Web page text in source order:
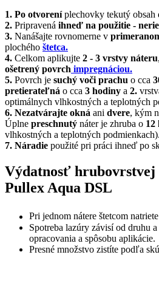
1. Po otvoreníplechovky tekutý obsah
2. Pripravená ihneď na použitie -
3. Nanášajte rovnomerne v
plochého štetca.
4. Celkom aplikujte 2 - 3 vrstvy náteru
ošetrený povrch impregnáciou.
5. Povrch je suchý voči prachu o cca
pretierateľná o cca 3 hodiny a 2.
optimálnych vlhkostných a teplotných
6. Nezatvárajte okná ani dvere, kým
Úplne preschnutý náter je zhruba o 12
vlhkostných a teplotných podmienkach).
7. Náradie použité pri práci ihneď po
Výdatnosť
Pullex Aqua DSL
Pri jednom nátere štetcom natriete
Spotreba lazúry závisí od druhu
opracovania a spôsobu aplikácie.
Presné množstvo zistíte podľa